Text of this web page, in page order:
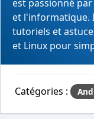
est passionné
et l'informatique.
tutoriels et
et Linux pour
Catégories :